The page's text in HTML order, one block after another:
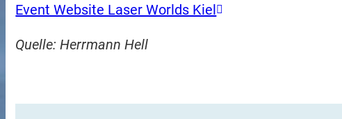
Event Website Laser Worlds Kiel
Quelle: Herrmann Hell